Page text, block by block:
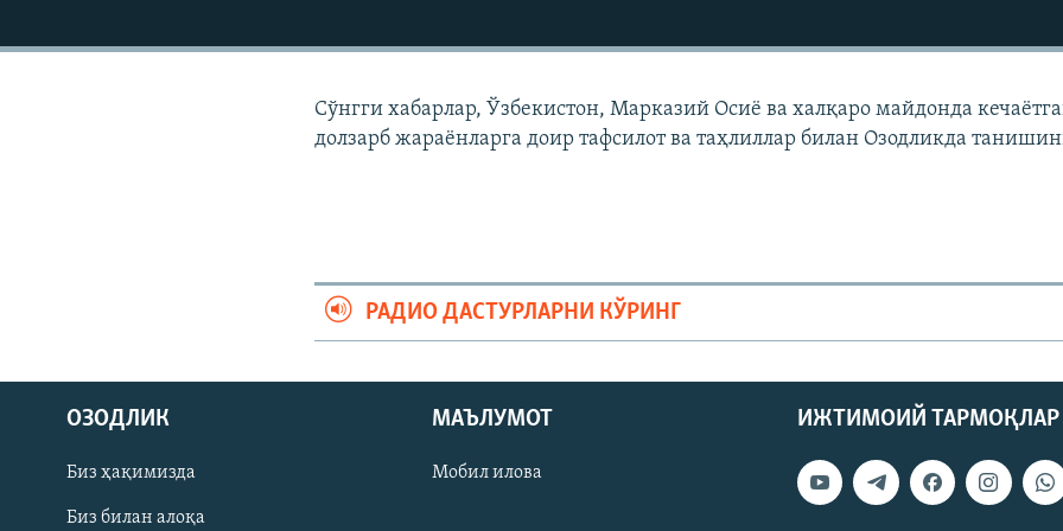
На русском
ИЖТИМОИЙ ТАРМОҚЛАР
Сўнгги хабарлар, Ўзбекистон, Марказий Осиë ва халқаро майдонда
долзарб жараëнларга доир тафсилот ва таҳлиллар билан Озодликда
РАДИО ДАСТУРЛАРНИ КЎРИНГ
ИЖТИМОИЙ ТАРМОҚЛАР
ОЗОДЛИК
Биз ҳақимизда
Биз билан алоқа
МАЪЛУМОТ
Мобил илова